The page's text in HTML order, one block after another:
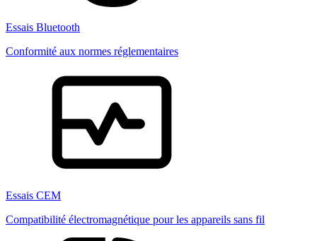
Essais Bluetooth
Conformité aux normes réglementaires
Essais CEM
Compatibilité électromagnétique pour les appareils sans fil